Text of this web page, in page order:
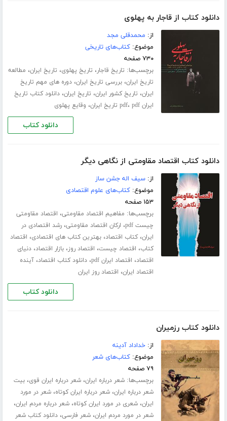
دانلود کتاب از قاجار به پهلوی
از: محمدقلی مجد
موضوع:کتاب‌های تاریخی
۷۳۰ صفحه
برچسب‌ها: تاریخ قاجار، تاریخ پهلوی، تاریخ ایران، مطالعه
تاریخ ایران،بررسی تاریخ ایران،دوره های مهم تاریخ
ایران، تاریخ کشور ایران، تاریخ ایران،دانلود کتاب تاریخ
ایران pdf
، pdf تاریخ ایران ، وقایع پهلوی
دانلود کتاب
دانلود کتاب اقتصاد مقاومتی از نگاهی دیگر
از:سیف اله جشن ساز
موضوع:کتاب‌های علوم اقتصادی
۱۵۳ صفحه
برچسب‌ها: مفاهیم اقتصاد مقاومتی، اقتصاد مقاومتی
چیست pdf
، ارکان اقتصاد مقاومتی،رشد اقتصادی در
ایران،کتاب اقتصاد،بهترین کتاب های اقتصادی، اقتصاد
کتاب، اقتصاد چیست، اقتصاد روز،بازار اقتصاد،دنیای
اقتصاد، اقتصاد ایران pdf ،دانلود کتاب اقتصاد،آینده
اقتصاد ایران، اقتصاد روز ایران
دانلود کتاب
دانلود کتاب رزمیران
از:خداداد آدینه
موضوع:کتاب‌های شعر
۷۹ صفحه
برچسب‌ها:شعر درباره ایران،شعر درباره ایران قوی،بیت
شعر درباره ایران،شعر درباره ایران کوتاه،شعر در مورد
ایران،شعری در مورد ایران کوتاه،شعر درباره مردم ایران،
شعر در مورد مردم ایران،شعر فارسی،دانلود کتاب شعر